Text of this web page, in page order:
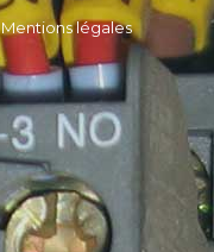
Mentions légales